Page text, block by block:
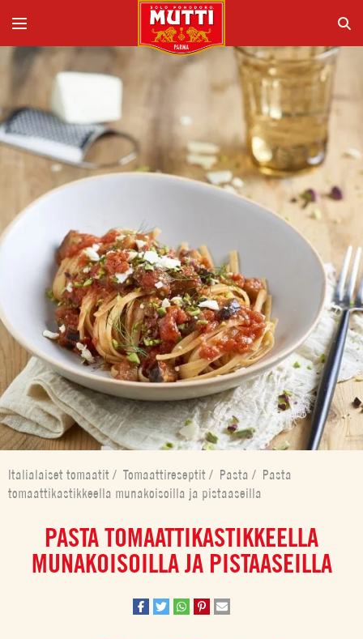
Italialaiset tomaatit / Tomaattireseptit / Pasta / Pasta
tomaattikastikkeella munakoisoilla ja pistaaseilla
PASTA TOMAATTIKASTIKKEELLA
MUNAKOISOILLA JA PISTAASEILLA